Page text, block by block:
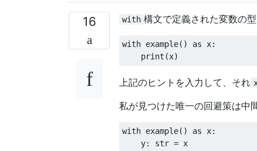
16 with 構文で定義された変数の
with example() as x:
print (x)
上記のヒントを入力して、それ
私が見つけた唯一の回避策は中
with example() as x:
    y
: str = x